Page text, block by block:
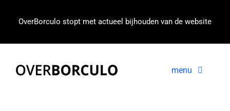
OverBorculo stopt met actueel bijhouden van de website
menu